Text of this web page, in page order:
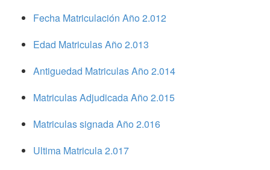
Fecha Matriculación Año 2.012
Edad Matriculas Año 2.013
Antiguedad Matriculas Año 2.014
Matriculas Adjudicada Año 2.015
Matriculas signada Año 2.016
Ultima Matricula 2.017